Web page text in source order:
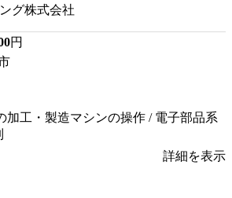
グ株式会社
円
加工・製造マシンの操作 / 電子部品系
詳細を表示